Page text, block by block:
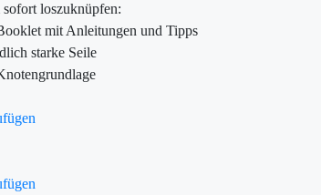
loszuknüpfen:
mit Anleitungen und Tipps
starke Seile